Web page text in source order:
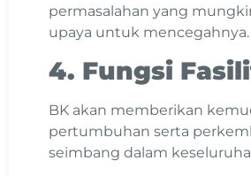
permasalahan yang
upaya untuk mencegahnya.
4. Fungsi
BK akan memberikan
pertumbuhan serta
seimbang dalam